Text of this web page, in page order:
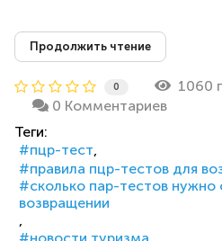
Продолжить чтение
0
1060
0 Комментариев
Теги:
пцр-тест
правила пцр-тестов для
сколько пар-тестов нужно
возвращении